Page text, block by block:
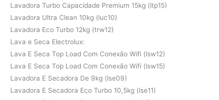
Lavadora Turbo Capacidade Premium 15kg (ltp15)
Lavadora Ultra Clean 10kg (luc10)
Lavadora Eco Turbo 12kg (trw12)
Lava e Seca Electrolux:
Lava E Seca Top Load Com Conexão Wifi (lsw12)
Lava E Seca Top Load Com Conexão Wifi (lsw15)
Lavadora E Secadora De 9kg (lse09)
Lavadora E Secadora Eco Turbo 10,5kg (lse11)